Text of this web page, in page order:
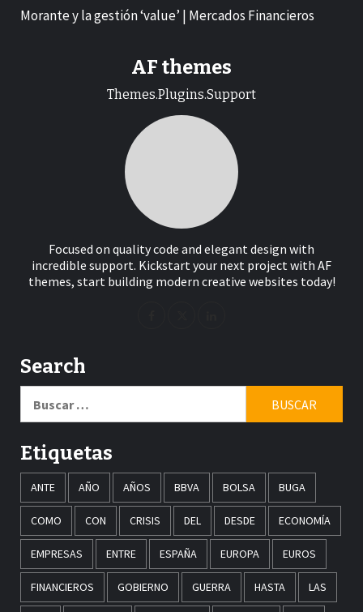
Morante y la gestión ‘value’ | Mercados Financieros
AF themes
Themes.Plugins.Support
Focused on quality code and elegant design with
incredible support. Kickstart your next project with AF
themes, start building modern creative websites today!
Search
Etiquetas
ANTE AÑO AÑOS BBVA BOLSA BUGA
COMO CON CRISIS DEL DESDE ECONOMÍA
EMPRESAS ENTRE ESPAÑA EUROPA EUROS
FINANCIEROS GOBIERNO GUERRA HASTA LAS